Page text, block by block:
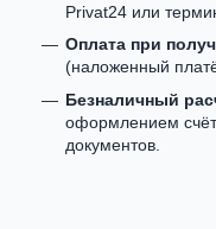
Privat24 или
Оплата при
(наложенный
Безналичный
оформлением
документов.